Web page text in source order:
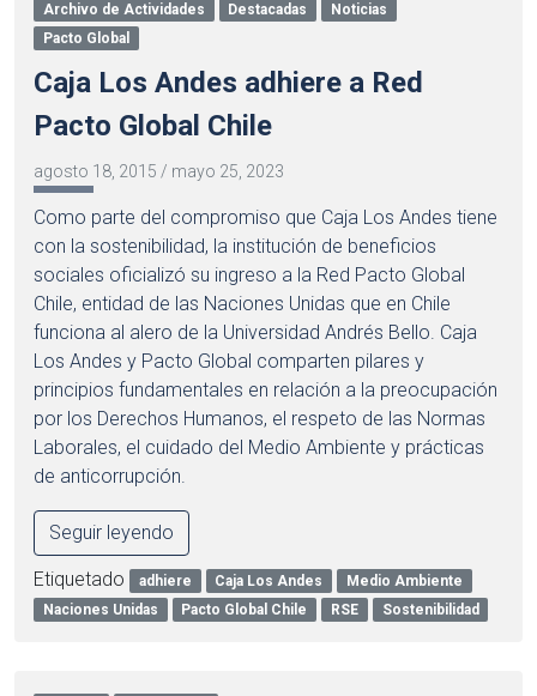
Archivo de Actividades Destacadas
Noticias
Pacto Global
Caja Los Andes adhiere a Red
Pacto Global Chile
agosto 18, 2015 / mayo 25, 2023
Como parte del compromiso que Caja Los Andes tiene
con la sostenibilidad, la institución de beneficios
sociales oficializó su ingreso a la Red Pacto Global
Chile, entidad de las Naciones Unidas que en Chile
funciona al alero de la Universidad Andrés Bello. Caja
Los Andes y Pacto Global comparten pilares y
principios fundamentales en relación a la preocupación
por los Derechos Humanos, el respeto de las Normas
Laborales, el cuidado del Medio Ambiente y prácticas
de anticorrupción.
Seguir leyendo
Etiquetado adhiere Caja Los Andes
Medio Ambiente
Naciones Unidas
Pacto Global Chile RSE Sostenibilidad